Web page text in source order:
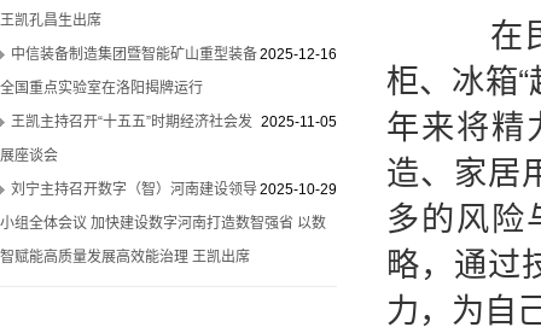
王凯孔昌生出席
2025-12-16
中信装备制造集团暨智能矿山重型装备
全国重点实验室在洛阳揭牌运行
2025-11-05
王凯主持召开“十五五”时期经济社会发
展座谈会
2025-10-29
刘宁主持召开数字（智）河南建设领导
小组全体会议 加快建设数字河南打造数智强省 以数
智赋能高质量发展高效能治理 王凯出席
在民
柜、冰箱
年来将精
造、家居
多的风险
略，通过
力，为自